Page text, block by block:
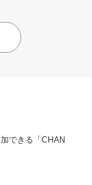
できる「CHAN